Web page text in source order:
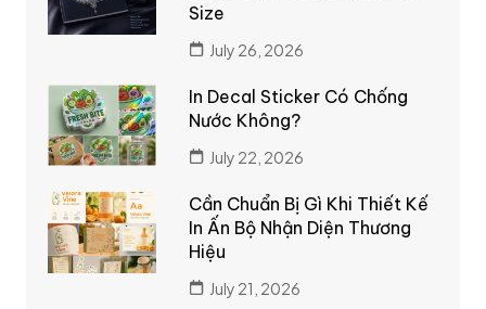
Size
July 26, 2026
In Decal Sticker Có Chống
Nước Không?
July 22, 2026
Cần Chuẩn Bị Gì Khi Thiết Kế
In Ấn Bộ Nhận Diện Thương
Hiệu
July 21, 2026